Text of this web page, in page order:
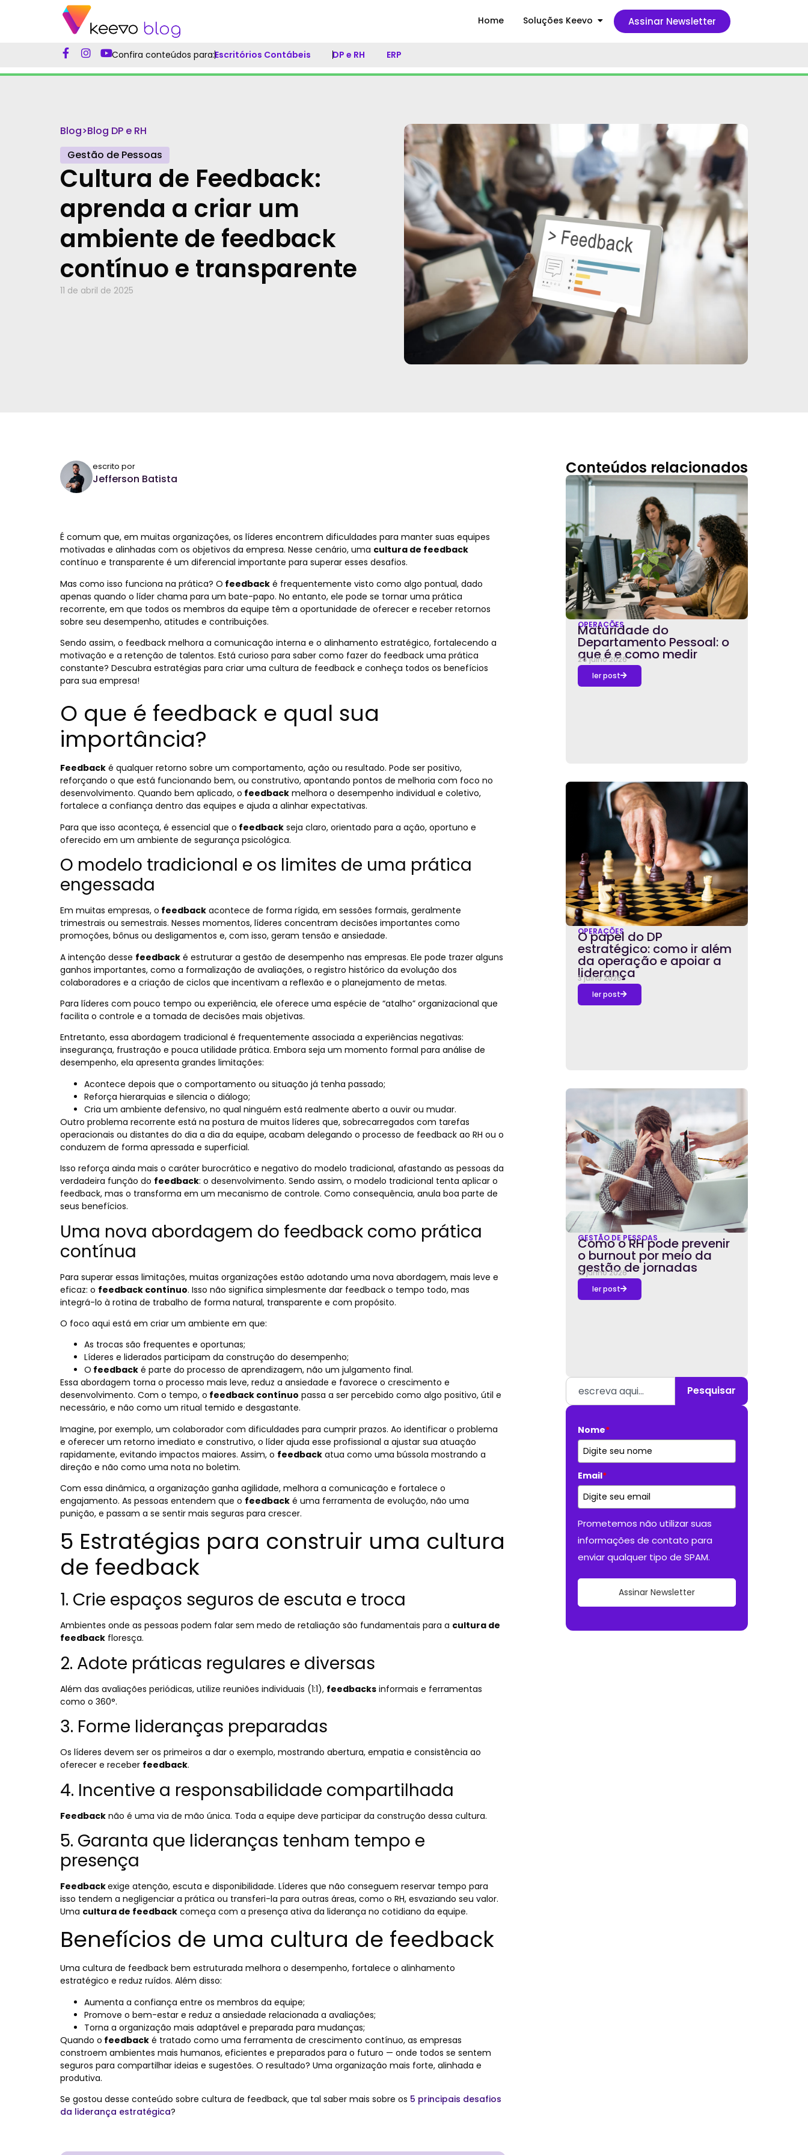
Home Soluções Keevo Assinar Newsletter
Confira conteúdos para:Escritórios Contábeis DP e RH ERP
Blog>Blog DP e RH
Gestão de Pessoas
Cultura de Feedback:
aprenda a criar um
ambiente de feedback
contínuo e transparente
11 de abril de 2025
escrito por
Jefferson Batista
É comum que, em muitas organizações, os líderes encontrem dificuldades para manter suas equipes
motivadas e alinhadas com os objetivos da empresa. Nesse cenário, uma cultura de feedback
contínuo e transparente é um diferencial importante para superar esses desafios.
Mas como isso funciona na prática? O feedback é frequentemente visto como algo pontual, dado
apenas quando o líder chama para um bate-papo. No entanto, ele pode se tornar uma prática
recorrente, em que todos os membros da equipe têm a oportunidade de oferecer e receber retornos
sobre seu desempenho, atitudes e contribuições.
Sendo assim, o feedback melhora a comunicação interna e o alinhamento estratégico, fortalecendo a
motivação e a retenção de talentos. Está curioso para saber como fazer do feedback uma prática
constante? Descubra estratégias para criar uma cultura de feedback e conheça todos os benefícios
para sua empresa!
O que é feedback e qual sua
importância?
Feedback é qualquer retorno sobre um comportamento, ação ou resultado. Pode ser positivo,
reforçando o que está funcionando bem, ou construtivo, apontando pontos de melhoria com foco no
desenvolvimento. Quando bem aplicado, o feedback melhora o desempenho individual e coletivo,
fortalece a confiança dentro das equipes e ajuda a alinhar expectativas.
Para que isso aconteça, é essencial que o feedback seja claro, orientado para a ação, oportuno e
oferecido em um ambiente de segurança psicológica.
O modelo tradicional e os limites de uma prática
engessada
Em muitas empresas, o feedback acontece de forma rígida, em sessões formais, geralmente
trimestrais ou semestrais. Nesses momentos, líderes concentram decisões importantes como
promoções, bônus ou desligamentos e, com isso, geram tensão e ansiedade.
A intenção desse feedback é estruturar a gestão de desempenho nas empresas. Ele pode trazer alguns
ganhos importantes, como a formalização de avaliações, o registro histórico da evolução dos
colaboradores e a criação de ciclos que incentivam a reflexão e o planejamento de metas.
Para líderes com pouco tempo ou experiência, ele oferece uma espécie de “atalho” organizacional que
facilita o controle e a tomada de decisões mais objetivas.
Entretanto, essa abordagem tradicional é frequentemente associada a experiências negativas:
insegurança, frustração e pouca utilidade prática. Embora seja um momento formal para análise de
desempenho, ela apresenta grandes limitações:
Acontece depois que o comportamento ou situação já tenha passado;
Reforça hierarquias e silencia o diálogo;
Cria um ambiente defensivo, no qual ninguém está realmente aberto a ouvir ou mudar.
Outro problema recorrente está na postura de muitos líderes que, sobrecarregados com tarefas
operacionais ou distantes do dia a dia da equipe, acabam delegando o processo de feedback ao RH ou o
conduzem de forma apressada e superficial.
Isso reforça ainda mais o caráter burocrático e negativo do modelo tradicional, afastando as pessoas da
verdadeira função do feedback: o desenvolvimento. Sendo assim, o modelo tradicional tenta aplicar o
feedback, mas o transforma em um mecanismo de controle. Como consequência, anula boa parte de
seus benefícios.
Uma nova abordagem do feedback como prática
contínua
Para superar essas limitações, muitas organizações estão adotando uma nova abordagem, mais leve e
eficaz: o feedback contínuo. Isso não significa simplesmente dar feedback o tempo todo, mas
integrá-lo à rotina de trabalho de forma natural, transparente e com propósito.
O foco aqui está em criar um ambiente em que:
As trocas são frequentes e oportunas;
Líderes e liderados participam da construção do desempenho;
O feedback é parte do processo de aprendizagem, não um julgamento final.
Essa abordagem torna o processo mais leve, reduz a ansiedade e favorece o crescimento e
desenvolvimento. Com o tempo, o feedback contínuo passa a ser percebido como algo positivo, útil e
necessário, e não como um ritual temido e desgastante.
Imagine, por exemplo, um colaborador com dificuldades para cumprir prazos. Ao identificar o problema
e oferecer um retorno imediato e construtivo, o líder ajuda esse profissional a ajustar sua atuação
rapidamente, evitando impactos maiores. Assim, o feedback atua como uma bússola mostrando a
direção e não como uma nota no boletim.
Com essa dinâmica, a organização ganha agilidade, melhora a comunicação e fortalece o
engajamento. As pessoas entendem que o feedback é uma ferramenta de evolução, não uma
punição, e passam a se sentir mais seguras para crescer.
5 Estratégias para construir uma cultura
de feedback
1. Crie espaços seguros de escuta e troca
Ambientes onde as pessoas podem falar sem medo de retaliação são fundamentais para a cultura de
feedback floresça.
2. Adote práticas regulares e diversas
Além das avaliações periódicas, utilize reuniões individuais (1:1), feedbacks informais e ferramentas
como o 360°.
3. Forme lideranças preparadas
Os líderes devem ser os primeiros a dar o exemplo, mostrando abertura, empatia e consistência ao
oferecer e receber feedback.
4. Incentive a responsabilidade compartilhada
Feedback não é uma via de mão única. Toda a equipe deve participar da construção dessa cultura.
5. Garanta que lideranças tenham tempo e
presença
Feedbackexige atenção, escuta e disponibilidade. Líderes que não conseguem reservar tempo para
isso tendem a negligenciar a prática ou transferi-la para outras áreas, como o RH, esvaziando seu valor.
Uma cultura de feedback começa com a presença ativa da liderança no cotidiano da equipe.
Benefícios de uma cultura de feedback
Uma cultura de feedback bem estruturada melhora o desempenho, fortalece o alinhamento
estratégico e reduz ruídos. Além disso:
Aumenta a confiança entre os membros da equipe;
Promove o bem-estar e reduz a ansiedade relacionada a avaliações;
Torna a organização mais adaptável e preparada para mudanças;
Quando o feedback é tratado como uma ferramenta de crescimento contínuo, as empresas
constroem ambientes mais humanos, eficientes e preparados para o futuro — onde todos se sentem
seguros para compartilhar ideias e sugestões. O resultado? Uma organização mais forte, alinhada e
produtiva.
Se gostou desse conteúdo sobre cultura de feedback, que tal saber mais sobre os 5 principais desafios
da liderança estratégica?
Conteúdos relacionados
OPERAÇÕES
Maturidade do
Departamento Pessoal: o
que é e como medir
24 julho 2026
ler post
OPERAÇÕES
O papel do DP
estratégico: como ir além
da operação e apoiar a
liderança
3 julho 2026
ler post
GESTÃO DE PESSOAS
Como o RH pode prevenir
o burnout por meio da
gestão de jornadas
12 junho 2026
ler post
Pesquisar
Nome*
Email*
Prometemos não utilizar suas
informações de contato para
enviar qualquer tipo de SPAM.
Assinar Newsletter